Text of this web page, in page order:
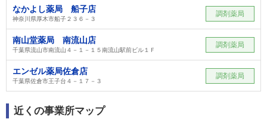
なかよし薬局 船子店
神奈川県厚木市船子２３６－３
調剤薬局
南山堂薬局 南流山店
千葉県流山市南流山４－１－１５南流山駅前ビル１Ｆ
調剤薬局
エンゼル薬局佐倉店
千葉県佐倉市王子台４－１７－３
調剤薬局
近くの事業所マップ